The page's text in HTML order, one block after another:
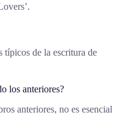
típicos de la escritura de
los anteriores?
anteriores, no es esencial